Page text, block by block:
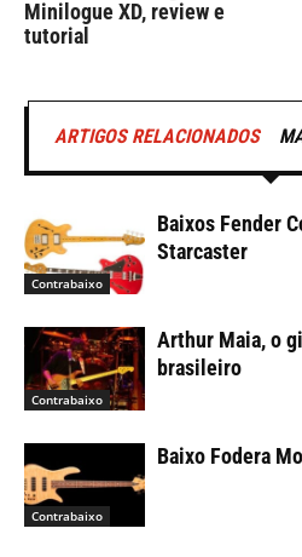
Minilogue XD, review e
tutorial
ARTIGOS RELACIONADOS
Contrabaixo
Baixos Fender
Starcaster
Contrabaixo
Arthur Maia, o
brasileiro
Contrabaixo
Baixo Fodera